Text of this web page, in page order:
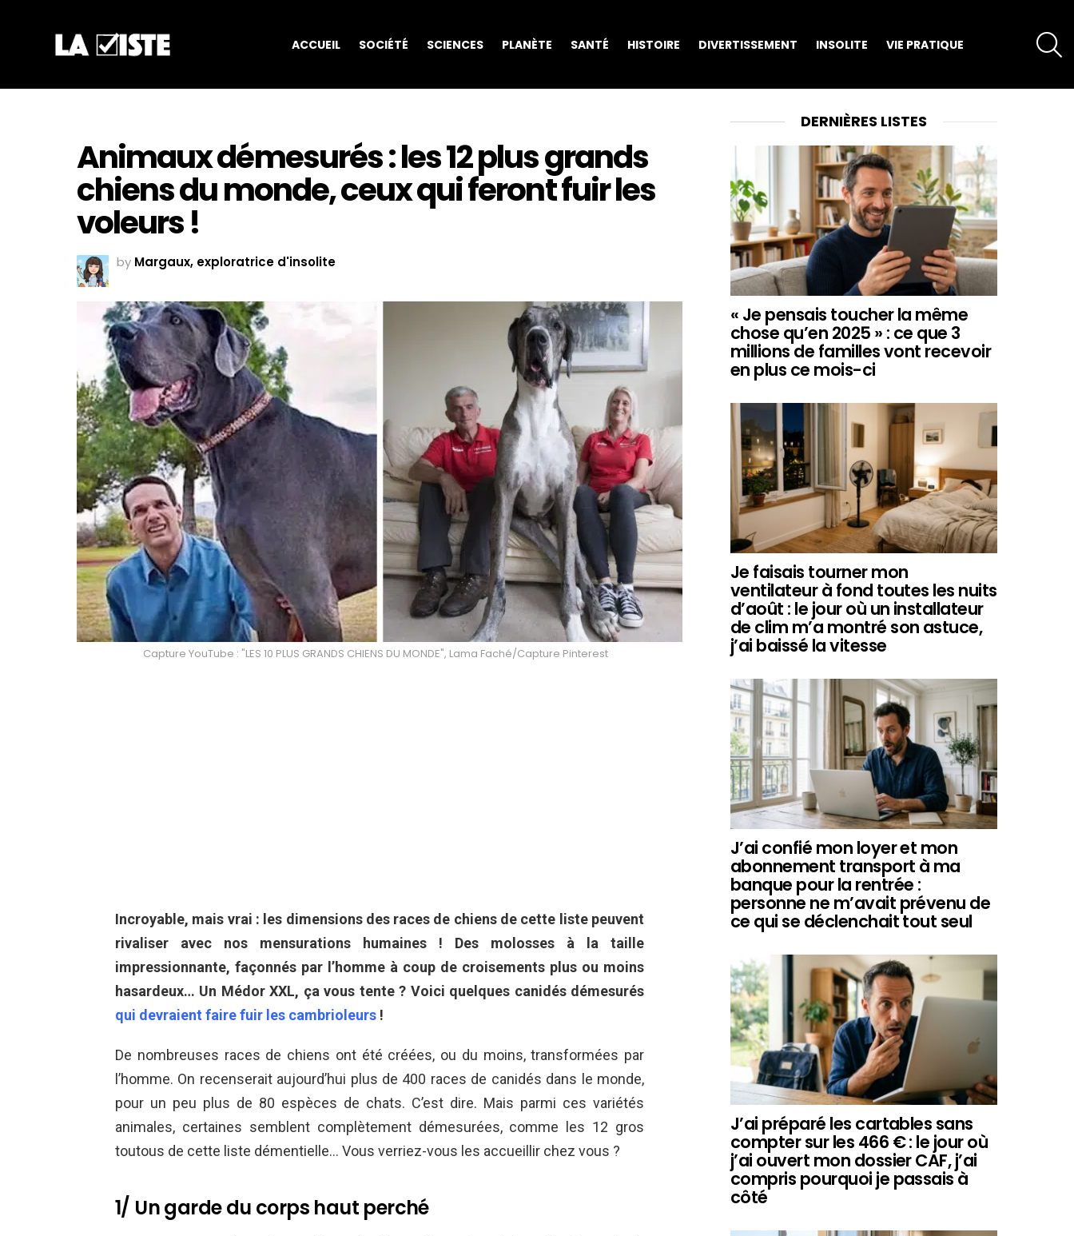
ACCUEIL SOCIÉTÉ SCIENCES PLANÈTE SANTÉ HISTOIRE DIVERTISSEMENT INSOLITE VIE PRATIQUE
Animaux démesurés : les 12 plus grands
chiens du monde, ceux qui feront fuir les
voleurs !
by Margaux, exploratrice d'insolite
Capture YouTube : "LES 10 PLUS GRANDS CHIENS DU MONDE", Lama Faché/Capture Pinterest
Incroyable, mais vrai : les dimensions des races de chiens de cette liste peuvent
rivaliser avec nos mensurations humaines ! Des molosses à la taille
impressionnante, façonnés par l’homme à coup de croisements plus ou moins
hasardeux… Un Médor XXL, ça vous tente ? Voici quelques canidés démesurés
qui devraient faire fuir les cambrioleurs !
De nombreuses races de chiens ont été créées, ou du moins, transformées par
l’homme. On recenserait aujourd’hui plus de 400 races de canidés dans le monde,
pour un peu plus de 80 espèces de chats. C’est dire. Mais parmi ces variétés
animales, certaines semblent complètement démesurées, comme les 12 gros
toutous de cette liste démentielle… Vous verriez-vous les accueillir chez vous ?
1/ Un garde du corps haut perché
DERNIÈRES LISTES
« Je pensais toucher la même
chose qu’en 2025 » : ce que 3
millions de familles vont recevoir
en plus ce mois-ci
Je faisais tourner mon
ventilateur à fond toutes les nuits
d’août : le jour où un installateur
de clim m’a montré son astuce,
j’ai baissé la vitesse
J’ai confié mon loyer et mon
abonnement transport à ma
banque pour la rentrée :
personne ne m’avait prévenu de
ce qui se déclenchait tout seul
J’ai préparé les cartables sans
compter sur les 466 € : le jour où
j’ai ouvert mon dossier CAF, j’ai
compris pourquoi je passais à
côté